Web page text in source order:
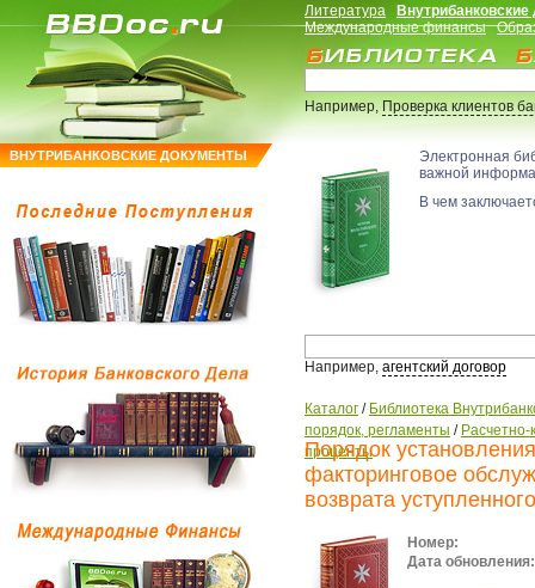
ВНУТРИБАНКОВСКИЕ ДОКУМЕНТЫ
Литература
Международные финансы
Например,Проверка клиентов
Электронная
важной
В чем
Например, агентский договор
Каталог / Библиотека
порядок, регламенты /
проценты
Порядок
факторинговое
возврата
Номер:
Дата обновления: